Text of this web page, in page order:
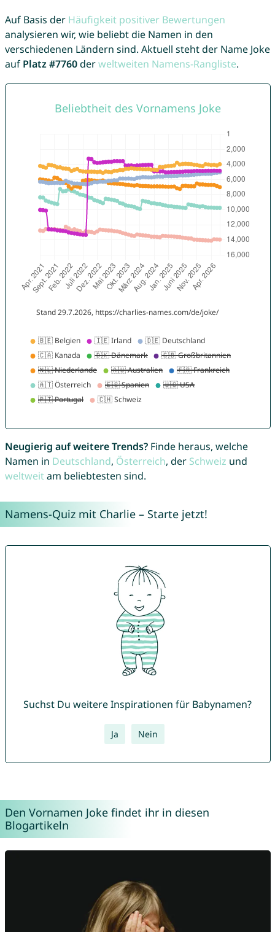
Auf Basis der Häufigkeit positiver Bewertungen
analysieren wir, wie beliebt die Namen in den
verschiedenen Ländern sind. Aktuell steht der Name Joke
auf Platz #7760derweltweiten Namens-Rangliste.
Neugierig auf weitere Trends?Finde heraus, welche
Namen in Deutschland, Österreich, der Schweiz und
weltweitam beliebtesten sind.
Namens-Quiz mit Charlie – Starte jetzt!
Suchst Du weitere Inspirationen für Babynamen?
Ja Nein
Den Vornamen Joke findet ihr in diesen
Blogartikeln